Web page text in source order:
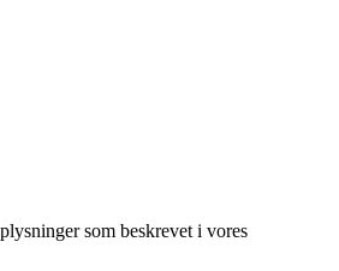
som beskrevet i vores